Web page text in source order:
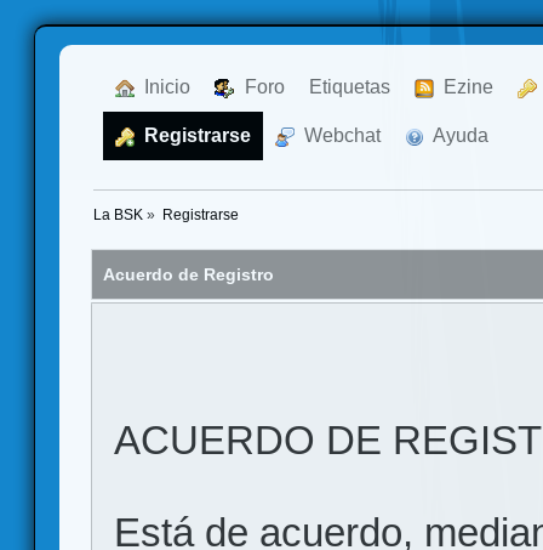
Inicio Foro Etiquetas Ezine
Registrarse Webchat Ayuda
La BSK » Registrarse
Acuerdo de Registro
ACUERDO DE
Está de acuerdo,